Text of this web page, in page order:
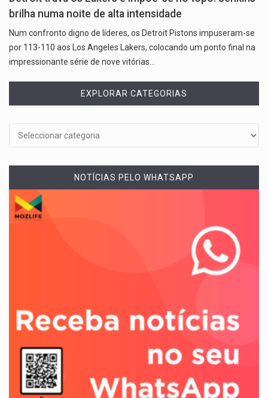
brilha numa noite de alta intensidade
Num confronto digno de líderes, os Detroit Pistons impuseram-se
por 113-110 aos Los Angeles Lakers, colocando um ponto final na
impressionante série de nove vitórias…
EXPLORAR CATEGORIAS
NOTÍCIAS PELO WHATSAPP